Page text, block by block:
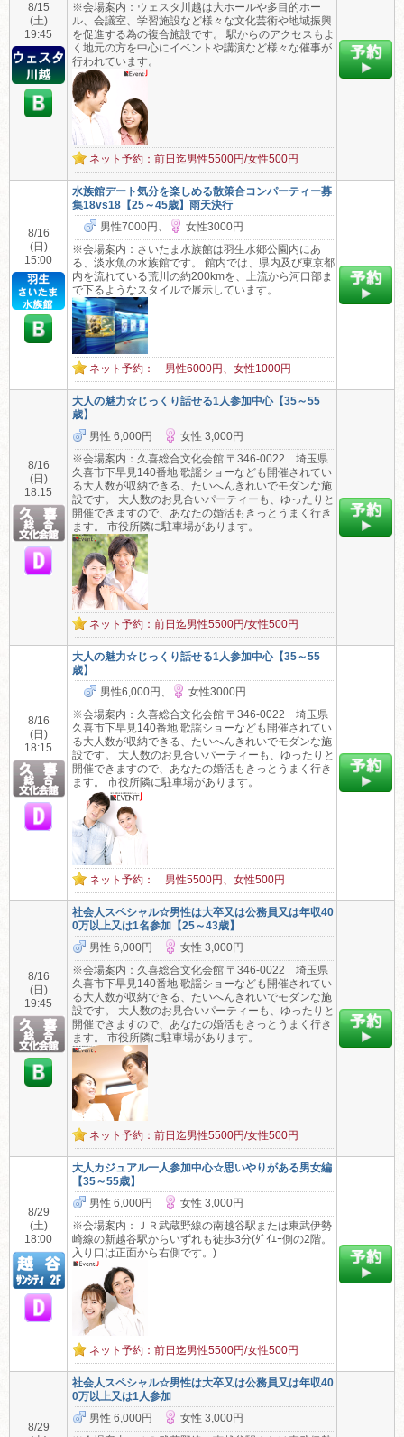
8/15
(土)
19:45
※会場案内：ウェスタ川越は大ホールや多目的ホー
ル、会議室、学習施設など様々な文化芸術や地域振興
を促進する為の複合施設です。 駅からのアクセスもよ
く地元の方を中心にイベントや講演など様々な催事が
行われています。
ネット予約：前日迄男性5500円/女性500円
8/16
(日)
15:00
水族館デート気分を楽しめる散策合コンパーティー募
集18vs18【25～45歳】雨天決行
男性7000円、
女性3000円
※会場案内：さいたま水族館は羽生水郷公園内にあ
る、淡水魚の水族館です。 館内では、県内及び東京都
内を流れている荒川の約200kmを、上流から河口部ま
で下るようなスタイルで展示しています。
ネット予約： 男性6000円、女性1000円
8/16
(日)
18:15
大人の魅力☆じっくり話せる1人参加中心【35～55
歳】
男性 6,000円
女性 3,000円
※会場案内：久喜総合文化会館 〒346-0022 埼玉県
久喜市下早見140番地 歌謡ショーなども開催されてい
る大人数が収納できる、たいへんきれいでモダンな施
設です。 大人数のお見合いパーティーも、ゆったりと
開催できますので、あなたの婚活もきっとうまく行き
ます。 市役所隣に駐車場があります。
ネット予約：前日迄男性5500円/女性500円
8/16
(日)
18:15
大人の魅力☆じっくり話せる1人参加中心【35～55
歳】
男性6,000円、
女性3000円
※会場案内：久喜総合文化会館 〒346-0022 埼玉県
久喜市下早見140番地 歌謡ショーなども開催されてい
る大人数が収納できる、たいへんきれいでモダンな施
設です。 大人数のお見合いパーティーも、ゆったりと
開催できますので、あなたの婚活もきっとうまく行き
ます。 市役所隣に駐車場があります。
ネット予約： 男性5500円、女性500円
8/16
(日)
19:45
社会人スペシャル☆男性は大卒又は公務員又は年収40
0万以上又は1名参加【25～43歳】
男性 6,000円
女性 3,000円
※会場案内：久喜総合文化会館 〒346-0022 埼玉県
久喜市下早見140番地 歌謡ショーなども開催されてい
る大人数が収納できる、たいへんきれいでモダンな施
設です。 大人数のお見合いパーティーも、ゆったりと
開催できますので、あなたの婚活もきっとうまく行き
ます。 市役所隣に駐車場があります。
ネット予約：前日迄男性5500円/女性500円
8/29
(土)
18:00
大人カジュアル一人参加中心☆思いやりがある男女編
【35～55歳】
男性 6,000円
女性 3,000円
※会場案内：ＪＲ武蔵野線の南越谷駅または東武伊勢
崎線の新越谷駅からいずれも徒歩3分(ﾀﾞｲｴｰ側の2階。
入り口は正面から右側です。)
ネット予約：前日迄男性5500円/女性500円
8/29
社会人スペシャル☆男性は大卒又は公務員又は年収40
0万以上又は1人参加
男性 6,000円
女性 3,000円